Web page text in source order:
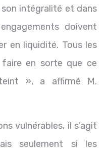
intégralité et dans
doivent
en liquidité. Tous les
faire en sorte que ce
», a affirmé M.
vulnérables, il s’agit
seulement si les